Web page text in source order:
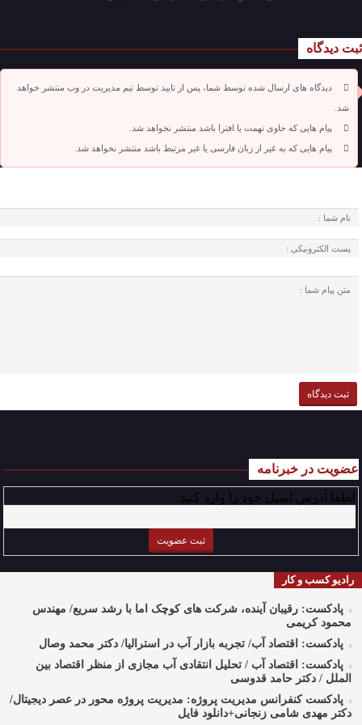
ثبت دیدگاه
دیدگاه های ارسال شده توسط شما، پس از تایید توسط تیم مدیریت در وب منتشر خواهد
شد.
پیام هایی که حاوی تهمت یا افترا باشد منتشر نخواهد شد.
پیام هایی که به غیر از زبان فارسی یا غیر مرتبط باشد منتشر نخواهد شد.
عضویت در خبرنامه
لطفا آدرس ایمیل خود را وارد کنید:
رادیو کسب و کار
پادکست: رقیبان آینده، شرکت های کوچک اما با رشد سریع/ مهندس
محمود کریمی
پادکست: اقتصاد آب/ تجربه بازار آب در استرالیا/ دکتر محمد وصال
پادکست: اقتصاد آب / تحلیل انتقادی آب مجازی از منظر اقتصاد بین
الملل / دکتر حامد قدوسی
پادکست کنفرانس مدیریت پروژه: مدیریت پروژه محور در عصر دیجیتال/
دکتر مهدی شامی زنجانی+دانلود فایل